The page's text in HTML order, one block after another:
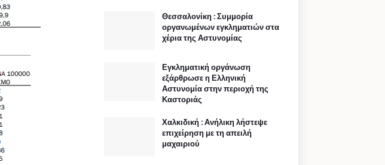
Θεσσαλονίκη : Συμμορία
οργανωμένων εγκληματιών στα
χέρια της Αστυνομίας
Εγκληματική οργάνωση
εξάρθρωσε η Ελληνική
Αστυνομία στην περιοχή της
Καστοριάς
Χαλκιδική : Ανήλικη λήστεψε
επιχείρηση με τη απειλή
μαχαιριού